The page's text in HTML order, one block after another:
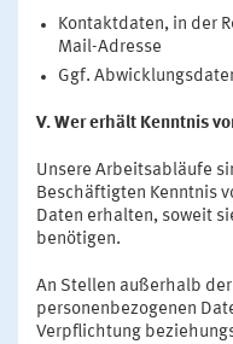
Kontaktdaten, in der
Mail-Adresse
Ggf.
V. Wer erhält Kenntnis
Unsere Arbeitsabläufe
Beschäftigten Kenntnis
Daten erhalten, soweit
benötigen.
An Stellen außerhalb
personenbezogenen
Verpflichtung